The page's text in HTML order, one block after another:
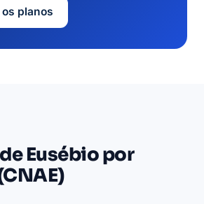
planos
Eusébio por